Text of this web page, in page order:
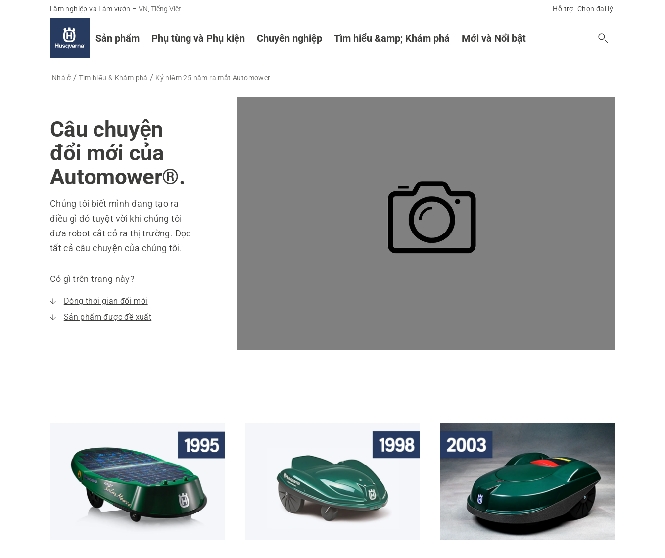
Lâm nghiệp và Làm vườn – VN, Tiếng Việt Hỗ trợ Chọn đại lý
Sản phẩm Phụ tùng và Phụ kiện Chuyên nghiệp Tìm hiểu &amp; Khám phá Mới và Nổi bật
Nhà ở Tìm hiểu & Khám phá Kỷ niệm 25 năm ra mắt Automower
Câu chuyện
đổi mới của
Automower®.
Chúng tôi biết mình đang tạo ra
điều gì đó tuyệt vời khi chúng tôi
đưa robot cắt cỏ ra thị trường. Đọc
tất cả câu chuyện của chúng tôi.
Có gì trên trang này?
Dòng thời gian đổi mới
Sản phẩm được đề xuất